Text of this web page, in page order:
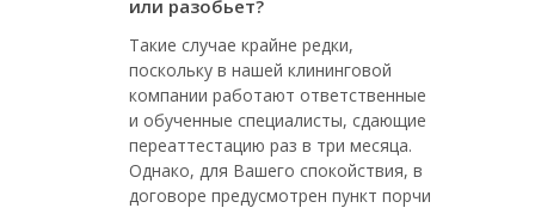
или разобьет?
Такие случае крайне редки,
поскольку в нашей клининговой
компании работают ответственные
и обученные специалисты, сдающие
переаттестацию раз в три месяца.
Однако, для Вашего спокойствия, в
договоре предусмотрен пункт порчи